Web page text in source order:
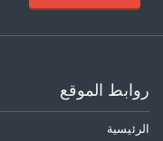
روابط الموقع
الرئيسية